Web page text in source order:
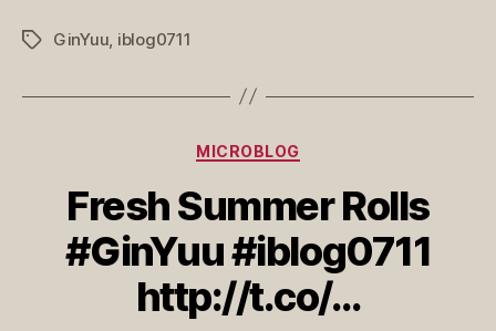
Schlagwörter
GinYuu iblog0711
Kategorien
MICROBLOG
Fresh Summer Rolls
#GinYuu #iblog0711
http://t.co/…